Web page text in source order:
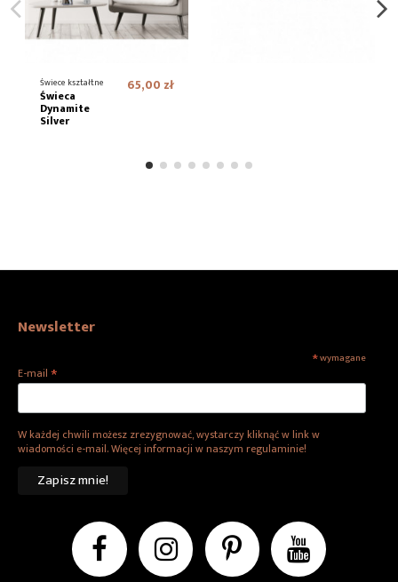
Świece kształtne
Świeca
Dynamite
Silver
65,00 zł
Newsletter
*wymagane
E-mail *
W każdej chwili możesz zrezygnować, wystarczy kliknąć w link w
wiadomości e-mail. Więcej informacji w naszym regulaminie!